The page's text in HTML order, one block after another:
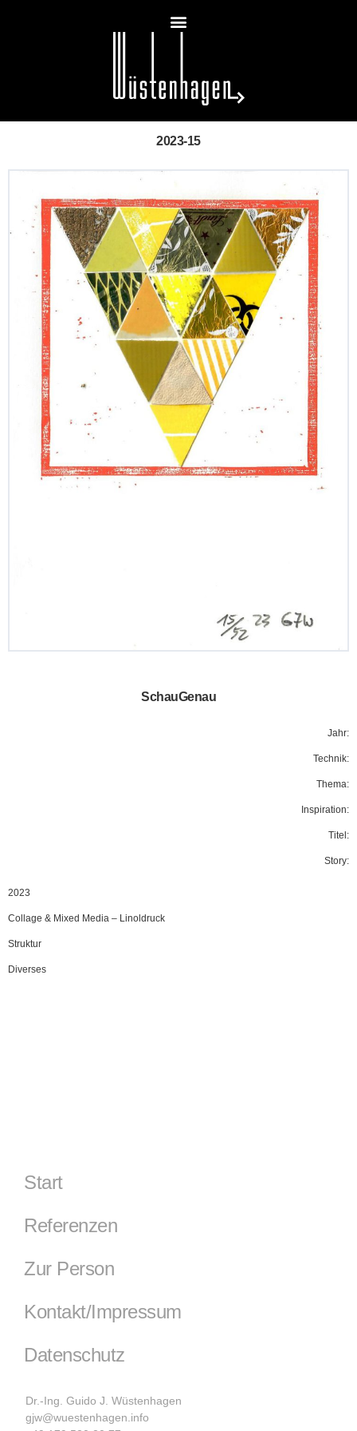
2023-15
SchauGenau
Jahr:
Technik:
Thema:
Inspiration:
Titel:
Story:
2023
Collage & Mixed Media – Linoldruck
Struktur
Diverses
Start
Referenzen
Zur Person
Kontakt/Impressum
Datenschutz
Dr.-Ing. Guido J. Wüstenhagen
gjw@wuestenhagen.info